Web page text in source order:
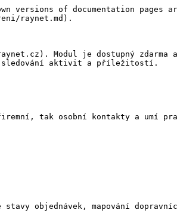
of documentation pages
raynet.md).
Modul je dostupný zdarma
a sledování aktivit a příležitostí.
tak osobní kontakty a umí
objednávek, mapování